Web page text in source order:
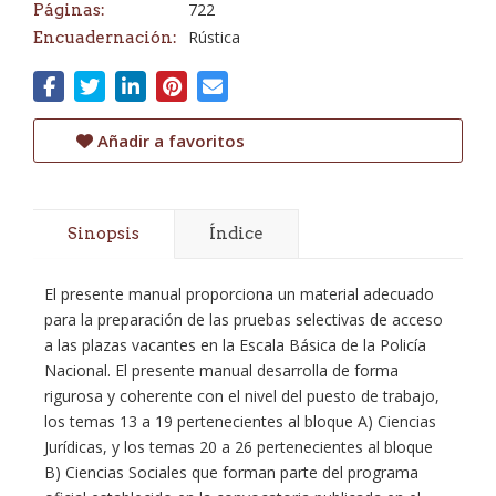
Páginas: 722
Encuadernación: Rústica
Añadir a favoritos
Sinopsis Índice
El presente manual proporciona un material adecuado
para la preparación de las pruebas selectivas de acceso
a las plazas vacantes en la Escala Básica de la Policía
Nacional. El presente manual desarrolla de forma
rigurosa y coherente con el nivel del puesto de trabajo,
los temas 13 a 19 pertenecientes al bloque A) Ciencias
Jurídicas, y los temas 20 a 26 pertenecientes al bloque
B) Ciencias Sociales que forman parte del programa